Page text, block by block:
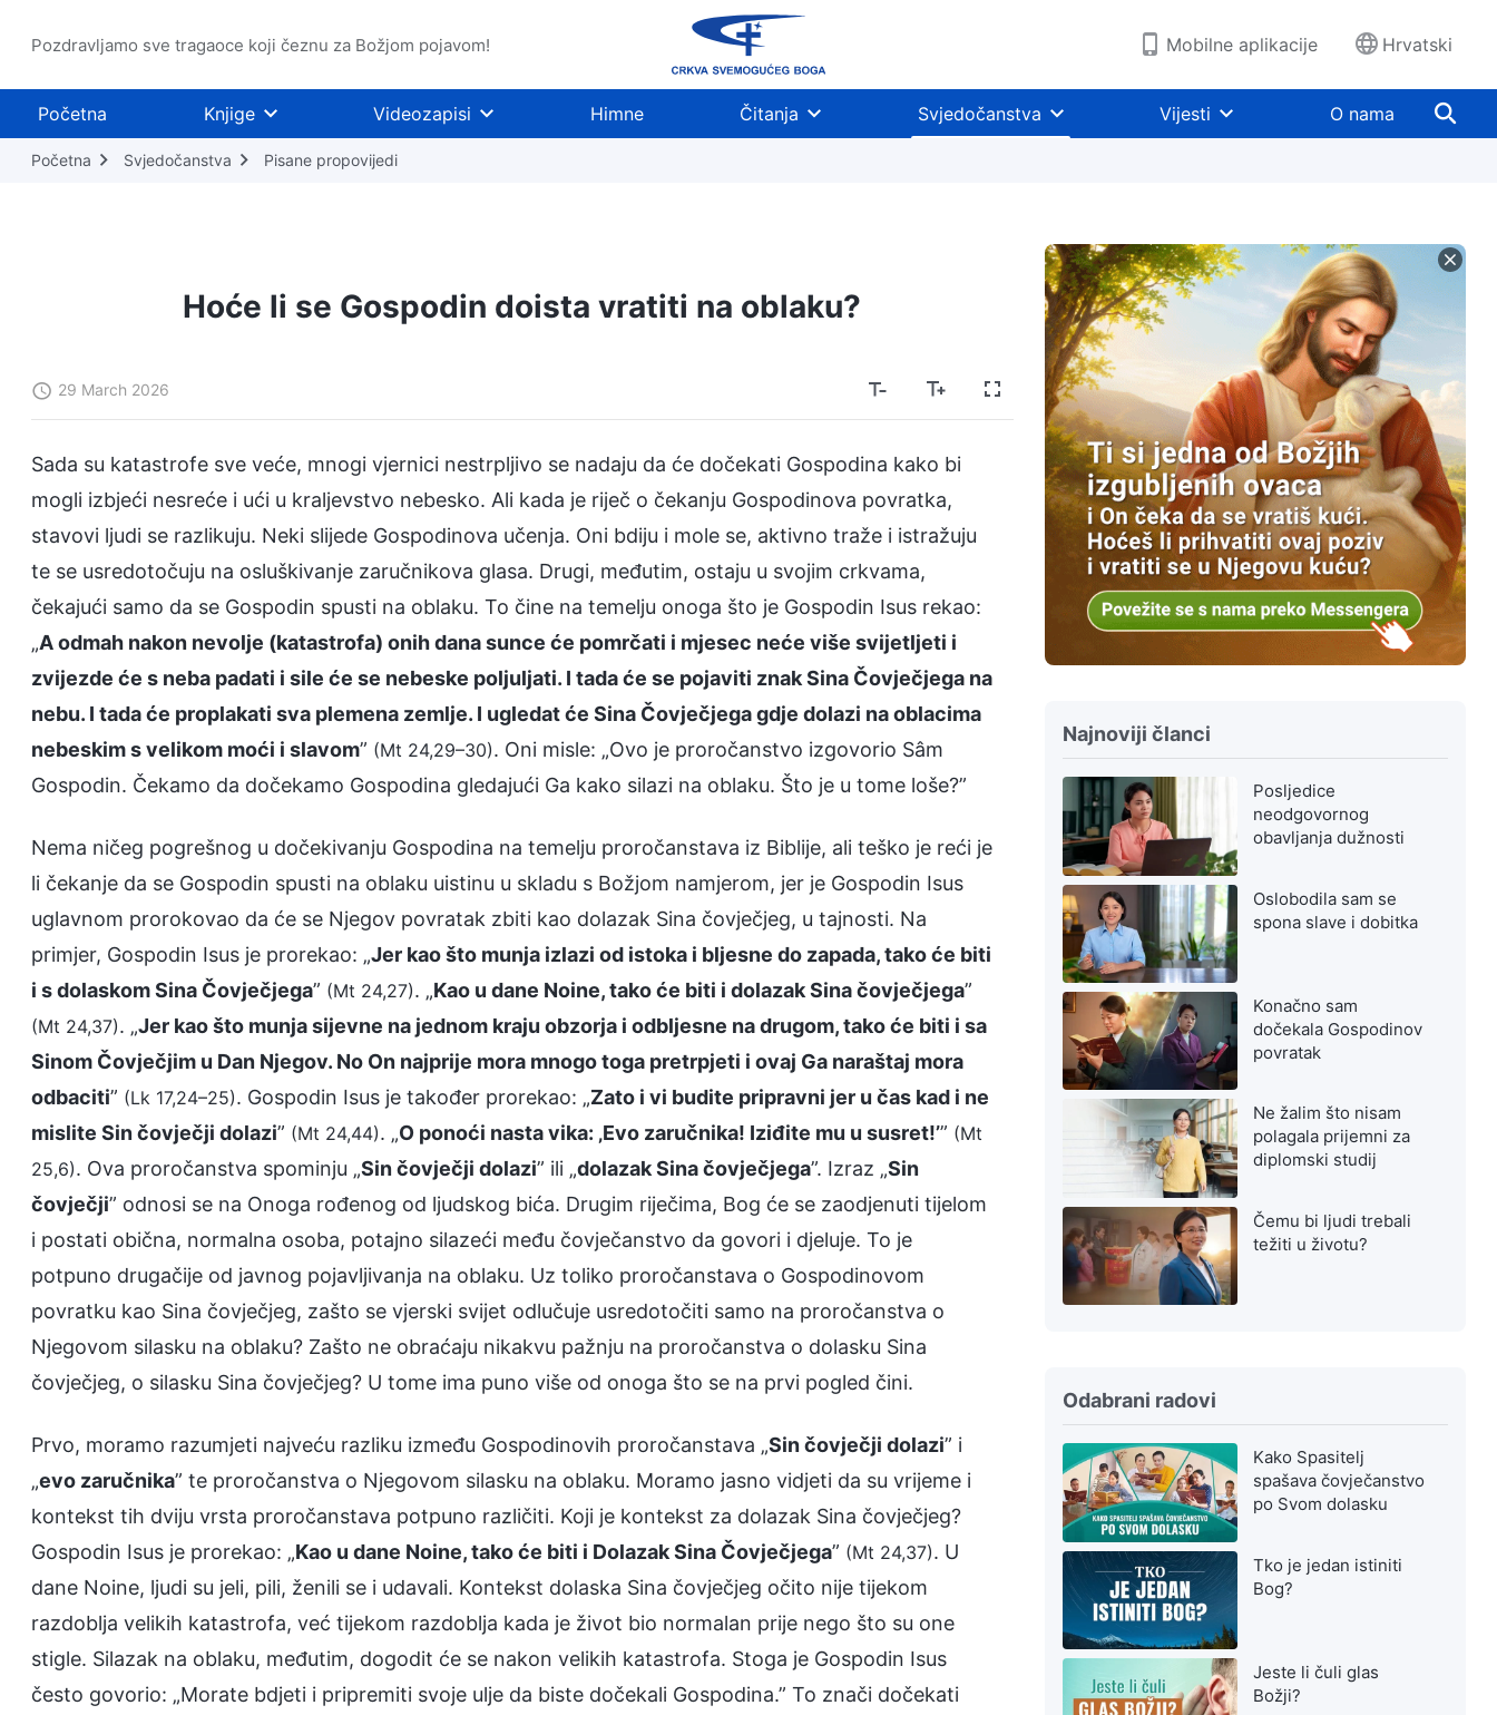
Pozdravljamo sve tragaoce koji čeznu za Božjom pojavom! Mobilne aplikacije Hrvatski
Početna Knjige Videozapisi Himne Čitanja Svjedočanstva Vijesti O nama
Početna Svjedočanstva Pisane propovijedi
Hoće li se Gospodin doista vratiti na oblaku?
29 March 2026
Sada su katastrofe sve veće, mnogi vjernici nestrpljivo se nadaju da će dočekati Gospodina kako bi
mogli izbjeći nesreće i ući u kraljevstvo nebesko. Ali kada je riječ o čekanju Gospodinova povratka,
stavovi ljudi se razlikuju. Neki slijede Gospodinova učenja. Oni bdiju i mole se, aktivno traže i istražuju
te se usredotočuju na osluškivanje zaručnikova glasa. Drugi, međutim, ostaju u svojim crkvama,
čekajući samo da se Gospodin spusti na oblaku. To čine na temelju onoga što je Gospodin Isus rekao:
„A odmah nakon nevolje (katastrofa) onih dana sunce će pomrčati i mjesec neće više svijetljeti i
zvijezde će s neba padati i sile će se nebeske poljuljati. I tada će se pojaviti znak Sina Čovječjega na
nebu. I tada će proplakati sva plemena zemlje. I ugledat će Sina Čovječjega gdje dolazi na oblacima
nebeskim s velikom moći i slavom” (Mt 24,29–30). Oni misle: „Ovo je proročanstvo izgovorio Sâm
Gospodin. Čekamo da dočekamo Gospodina gledajući Ga kako silazi na oblaku. Što je u tome loše?”
Nema ničeg pogrešnog u dočekivanju Gospodina na temelju proročanstava iz Biblije, ali teško je reći je
li čekanje da se Gospodin spusti na oblaku uistinu u skladu s Božjom namjerom, jer je Gospodin Isus
uglavnom prorokovao da će se Njegov povratak zbiti kao dolazak Sina čovječjeg, u tajnosti. Na
primjer, Gospodin Isus je prorekao: „Jer kao što munja izlazi od istoka i bljesne do zapada, tako će biti
i s dolaskom Sina Čovječjega” (Mt 24,27). „Kao u dane Noine, tako će biti i dolazak Sina čovječjega”
(Mt 24,37). „Jer kao što munja sijevne na jednom kraju obzorja i odbljesne na drugom, tako će biti i sa
Sinom Čovječjim u Dan Njegov. No On najprije mora mnogo toga pretrpjeti i ovaj Ga naraštaj mora
odbaciti” (Lk 17,24–25). Gospodin Isus je također prorekao: „Zato i vi budite pripravni jer u čas kad i ne
mislite Sin čovječji dolazi” (Mt 24,44). „O ponoći nasta vika: ‚Evo zaručnika! Iziđite mu u susret!’” (Mt
25,6). Ova proročanstva spominju „Sin čovječji dolazi” ili „dolazak Sina čovječjega”. Izraz „Sin
čovječji” odnosi se na Onoga rođenog od ljudskog bića. Drugim riječima, Bog će se zaodjenuti tijelom
i postati obična, normalna osoba, potajno silazeći među čovječanstvo da govori i djeluje. To je
potpuno drugačije od javnog pojavljivanja na oblaku. Uz toliko proročanstava o Gospodinovom
povratku kao Sina čovječjeg, zašto se vjerski svijet odlučuje usredotočiti samo na proročanstva o
Njegovom silasku na oblaku? Zašto ne obraćaju nikakvu pažnju na proročanstva o dolasku Sina
čovječjeg, o silasku Sina čovječjeg? U tome ima puno više od onoga što se na prvi pogled čini.
Prvo, moramo razumjeti najveću razliku između Gospodinovih proročanstava „Sin čovječji dolazi” i
„evo zaručnika” te proročanstva o Njegovom silasku na oblaku. Moramo jasno vidjeti da su vrijeme i
kontekst tih dviju vrsta proročanstava potpuno različiti. Koji je kontekst za dolazak Sina čovječjeg?
Gospodin Isus je prorekao: „Kao u dane Noine, tako će biti i Dolazak Sina Čovječjega” (Mt 24,37). U
dane Noine, ljudi su jeli, pili, ženili se i udavali. Kontekst dolaska Sina čovječjeg očito nije tijekom
razdoblja velikih katastrofa, već tijekom razdoblja kada je život bio normalan prije nego što su one
stigle. Silazak na oblaku, međutim, dogodit će se nakon velikih katastrofa. Stoga je Gospodin Isus
često govorio: „Morate bdjeti i pripremiti svoje ulje da biste dočekali Gospodina.” To znači dočekati
Najnoviji članci
Posljedice
neodgovornog
obavljanja dužnosti
Oslobodila sam se
spona slave i dobitka
Konačno sam
dočekala Gospodinov
povratak
Ne žalim što nisam
polagala prijemni za
diplomski studij
Čemu bi ljudi trebali
težiti u životu?
Odabrani radovi
Kako Spasitelj
spašava čovječanstvo
po Svom dolasku
Tko je jedan istiniti
Bog?
Jeste li čuli glas
Božji?